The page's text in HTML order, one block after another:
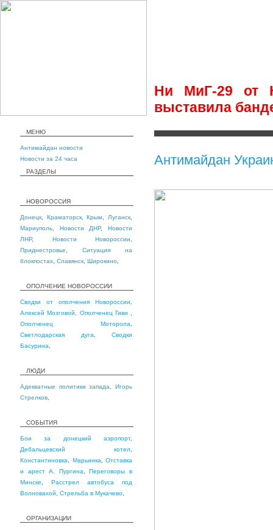
Ни МиГ-29 от
выставила
МЕНЮ
Антимайдан новости
Новости за 24 часа
РАЗДЕЛЫ
НОВОРОССИЯ
Донецк Краматорск,Крым Луганск
Мариуполь
Новости ДНР,Новости
ЛНР, Новости Новороссии
Приднестровье
Ситуация на
блокпостах Славянск Широкино
ОПОЛЧЕНИЕ НОВОРОССИИ
Сводки от ополчения Новороссии
Алексей Мозговой
Ополченец Гиви
Ополченец Моторола
Светлодарская дуга
Сводки
Басурина
ЛЮДИ
Адекватные политики запада ,Игорь
Стрелков
СОБЫТИЯ
Бои за донецкий аэропорт,
Дебальцевский котел
Константиновка
Марьинка
Отставка
и арест А. Пургина ,Переговоры в
Минске
Расстрел автобуса под
Волновахой
Стрельба в Мукачево
ОРГАНИЗАЦИИ
Антимайдан